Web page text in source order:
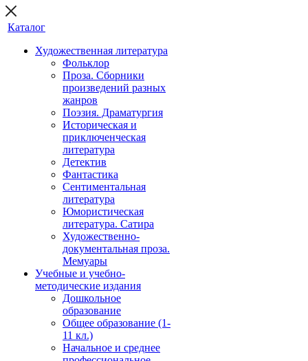
Каталог
Художественная литература
Фольклор
Проза. Сборники
произведений разных
жанров
Поэзия. Драматургия
Историческая и
приключенческая
литература
Детектив
Фантастика
Сентиментальная
литература
Юмористическая
литература. Сатира
Художественно-
документальная проза.
Мемуары
Учебные и учебно-
методические издания
Дошкольное
образование
Общее образование (1-
11 кл.)
Начальное и среднее